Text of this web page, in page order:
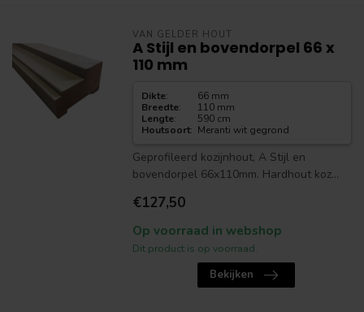
VAN GELDER HOUT
A Stijl en bovendorpel 66 x
110 mm
Dikte:
66 mm
Breedte:
110 mm
Lengte:
590 cm
Houtsoort: Meranti wit gegrond
Geprofileerd kozijnhout, A Stijl en
bovendorpel 66x110mm. Hardhout koz...
€127,50
Op voorraad in webshop
Dit product is op voorraad.
Bekijken